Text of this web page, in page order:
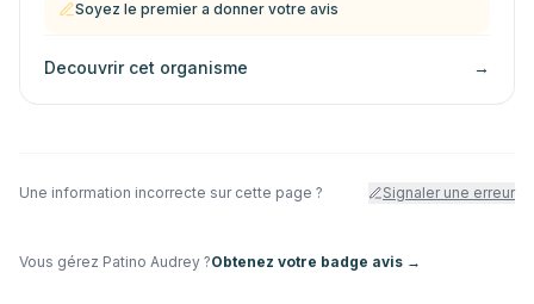
Soyez le premier a donner votre avis
Decouvrir cet organisme →
Une information incorrecte sur cette page ? Signaler une erreur
Vous gérez Patino Audrey ?Obtenez votre badge avis →